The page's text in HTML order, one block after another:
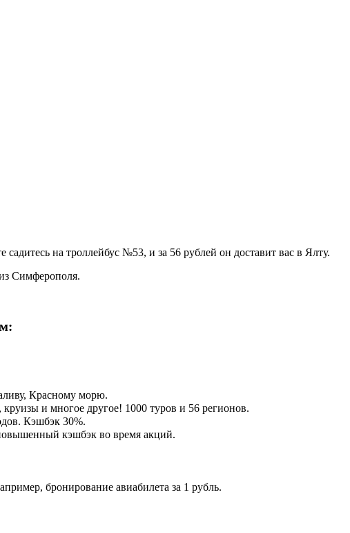
на троллейбус №53, и за 56 рублей он доставит вас в Ялту.
Симферополя.
Красному морю.
и многое другое! 1000 туров и 56 регионов.
Кэшбэк 30%.
кэшбэк во время акций.
бронирование авиабилета за 1 рубль.